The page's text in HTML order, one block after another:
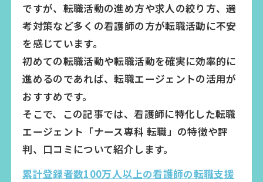
ですが、転職活動の進め方や求人の絞り方、選
考対策など多くの看護師の方が転職活動に不安
を感じています。
初めての転職活動や転職活動を確実に効率的に
進めるのであれば、転職エージェントの活用が
おすすめです。
そこで、この記事では、看護師に特化した転職
エージェント「ナース専科 転職」の特徴や評
判、口コミについて紹介します。
累計登録者数100万人以上の看護師の転職支援